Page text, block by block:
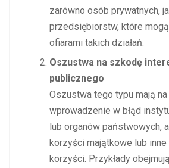
zarówno osób prywatnych,
przedsiębiorstw, które
ofiarami takich działań.
Oszustwa na szkodę
publicznego
Oszustwa tego typu mają na
wprowadzenie w błąd
lub organów państwowych,
korzyści majątkowe lub inne
korzyści. Przykłady